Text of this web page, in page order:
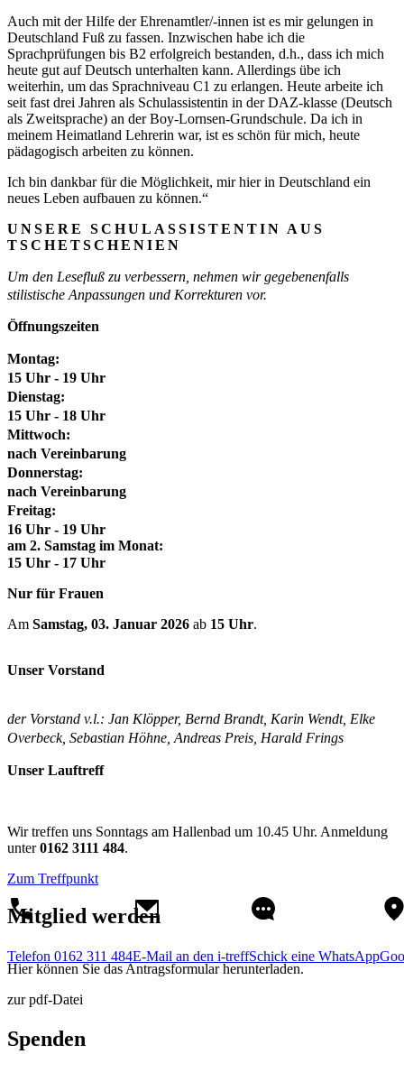
Auch mit der Hilfe der Ehrenamtler/-innen ist es mir gelungen in
Deutschland Fuß zu fassen. Inzwischen habe ich die
Sprachprüfungen bis B2 erfolgreich bestanden, d.h., dass ich mich
heute gut auf Deutsch unterhalten kann. Allerdings übe ich
weiterhin, um das Sprachniveau C1 zu erlangen. Heute arbeite ich
seit fast drei Jahren als Schulassistentin in der DAZ-klasse (Deutsch
als Zweitsprache) an der Boy-Lornsen-Grundschule. Da ich in
meinem Heimatland Lehrerin war, ist es schön für mich, heute
pädagogisch arbeiten zu können.
Ich bin dankbar für die Möglichkeit, mir hier in Deutschland ein
neues Leben aufbauen zu können.“
UNSERE SCHULASSISTENTIN AUS
TSCHETSCHENIEN
Um den Lesefluß zu verbessern, nehmen wir gegebenenfalls
stilistische Anpassungen und Korrekturen vor.
Öffnungszeiten
Montag:
15 Uhr - 19 Uhr
Dienstag:
15 Uhr - 18 Uhr
Mittwoch:
nach Vereinbarung
Donnerstag:
nach Vereinbarung
Freitag:
16 Uhr - 19 Uhr
am 2. Samstag im Monat:
15 Uhr - 17 Uhr
Nur für Frauen
Am Samstag, 03. Januar 2026 ab 15 Uhr.
Unser Vorstand
der Vorstand v.l.: Jan Klöpper, Bernd Brandt, Karin Wendt, Elke
Overbeck, Sebastian Höhne, Andreas Preis, Harald Frings
Unser Lauftreff
Wir treffen uns Sonntags am Hallenbad um 10.45 Uhr. Anmeldung
unter0162 3111 484.
Zum Treffpunkt
Telefon 0162 311 484E-Mail an den i-treffSchick eine WhatsApp
Mitglied werden
Hier können Sie das Antragsformular herunterladen.
zur pdf-Datei
Spenden